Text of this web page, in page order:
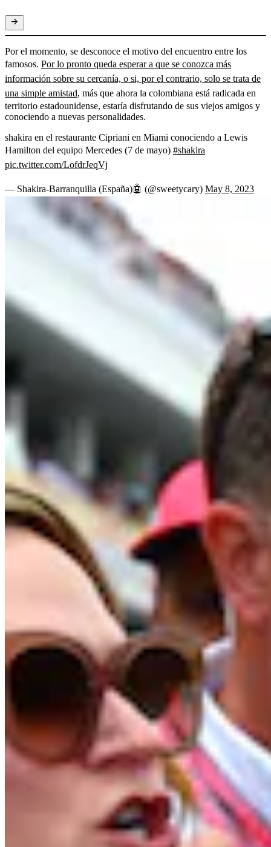
Por el momento, se desconoce el motivo del encuentro entre los
famosos. Por lo pronto queda esperar a que se conozca más
información sobre su cercanía, o si, por el contrario, solo se trata de
una simple amistad, más que ahora la colombiana está radicada en
territorio estadounidense, estaría disfrutando de sus viejos amigos y
conociendo a nuevas personalidades.
shakira en el restaurante Cipriani en Miami conociendo a Lewis
Hamilton del equipo Mercedes (7 de mayo) #shakira
pic.twitter.com/LofdrJeqVj
— Shakira-Barranquilla (España)🤖 (@sweetycary) May 8, 2023